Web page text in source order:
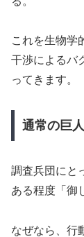
これを生物学
干渉によるバ
ってきます。
通常の巨
調査兵団にと
ある程度「御
なぜなら、行